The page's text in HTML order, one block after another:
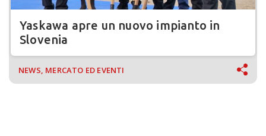
Yaskawa apre un nuovo impianto in
Slovenia
NEWS, MERCATO ED EVENTI